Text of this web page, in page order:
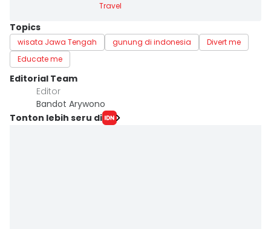
Travel
Topics
wisata Jawa Tengah gunung di indonesia
Divert me
Educate me
Editorial Team
Editor
Bandot Arywono
Tonton lebih seru di